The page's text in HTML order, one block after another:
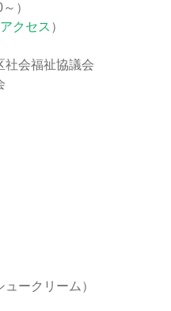
）
アクセス ）
社会福祉協議会
ークリーム）